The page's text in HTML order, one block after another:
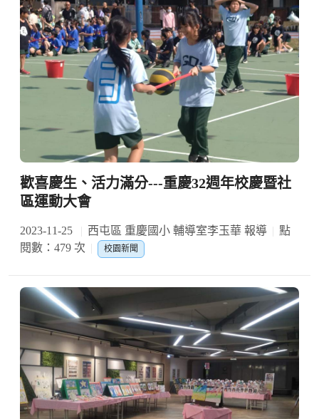
歡喜慶生、活力滿分---重慶32週年校慶暨社
區運動大會
2023-11-25 西屯區 重慶國小 輔導室李玉華 報導
點
閱數：479 次
校園新聞